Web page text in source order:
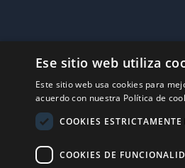
Ese sitio web utiliza
Este sitio web usa cookies para
acuerdo con nuestra Política de
COOKIES ESTRICTAMENTE
COOKIES DE